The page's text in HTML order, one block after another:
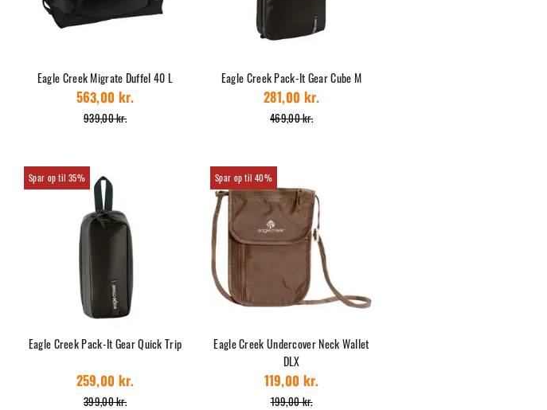
Eagle Creek Migrate Duffel 40 L
939,00 kr.
563,00 kr.
Eagle Creek Pack-It Gear Cube M
469,00 kr.
281,00 kr.
35%
Eagle Creek Pack-It Gear Quick Trip
399,00 kr.
259,00 kr.
40%
Eagle Creek Undercover Neck Wallet
DLX
199,00 kr.
119,00 kr.